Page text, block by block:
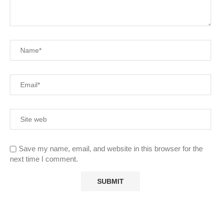
Save my name, email, and website in this browser for the
next time I comment.